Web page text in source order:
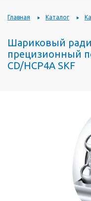
Главная Каталог
Шариковый
прецизионный
CD/HCP4A SKF